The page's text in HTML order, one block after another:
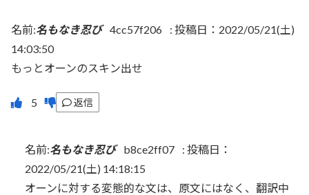
名前:名もなき忍び 4cc57f206 : 投稿日：2022/05/21(土)
14:03:50
もっとオーンのスキン出せ
返信
名前:名もなき忍び b8ce2ff07 : 投稿日：
2022/05/21(土) 14:18:15
オーンに対する変態的な文は、原文にはなく、翻訳中